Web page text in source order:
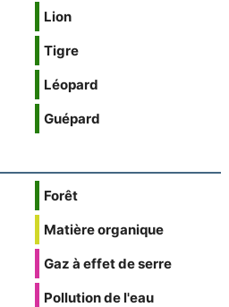
Lion
Tigre
Léopard
Guépard
Forêt
Matière organique
Gaz à effet de serre
Pollution de l'eau